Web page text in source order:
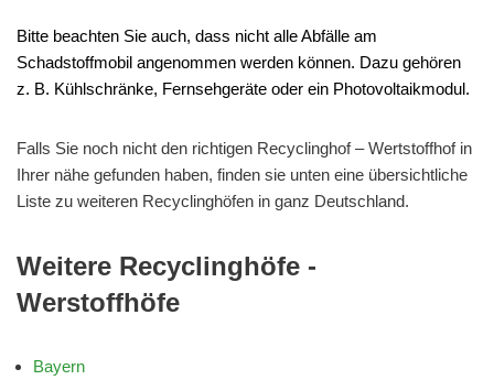
Bitte beachten Sie auch, dass nicht alle Abfälle am
Schadstoffmobil angenommen werden können. Dazu gehören
z. B. Kühlschränke, Fernsehgeräte oder ein Photovoltaikmodul.
Falls Sie noch nicht den richtigen Recyclinghof – Wertstoffhof in
Ihrer nähe gefunden haben, finden sie unten eine übersichtliche
Liste zu weiteren Recyclinghöfen in ganz Deutschland.
Weitere Recyclinghöfe -
Werstoffhöfe
Bayern